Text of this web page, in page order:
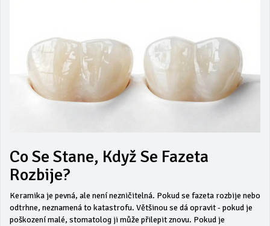
Co Se Stane, Když Se Fazeta
Rozbije?
Keramika je pevná, ale není nezničitelná. Pokud se fazeta rozbije nebo
odtrhne, neznamená to katastrofu. Většinou se dá opravit - pokud je
poškození malé, stomatolog ji může přilepit znovu. Pokud je